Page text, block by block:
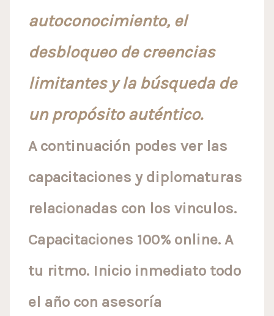
autoconocimiento, el
desbloqueo de creencias
limitantes y la búsqueda de
un propósito auténtico.
A continuación podes ver las
capacitaciones y diplomaturas
relacionadas con los vinculos.
Capacitaciones 100% online. A
tu ritmo. Inicio inmediato todo
el año con asesoría